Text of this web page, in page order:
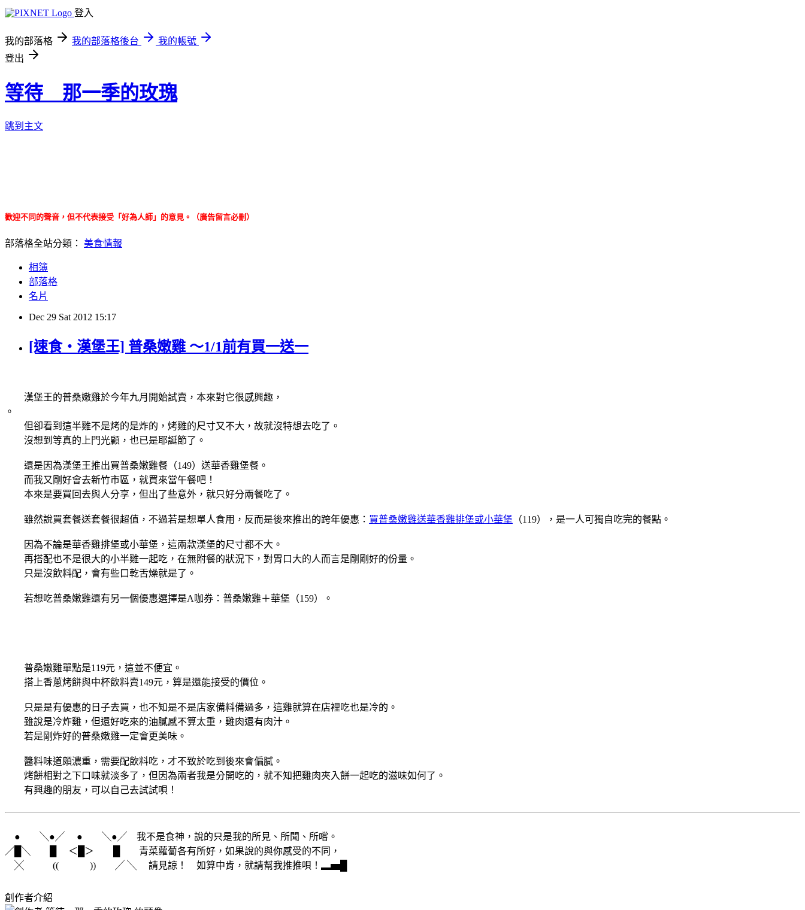
登入
我的部落格 我的部落格後台
我的帳號
登出
等待 那一季的玫瑰
跳到主文
歡迎不同的聲音，但不代表接受「好為人師」的意見。（廣告留言必刪）
部落格全站分類： 美食情報
相簿
部落格
名片
Dec 29 Sat 2012 15:17
[速食‧漢堡王] 普桑嫩雞 ～1/1前有買一送一
漢堡王的普桑嫩雞於今年九月開始試賣，本來對它很感興趣，
。
但卻看到這半雞不是烤的是炸的，烤雞的尺寸又不大，故就沒特想去吃了。
沒想到等真的上門光顧，也已是耶誕節了。
還是因為漢堡王推出買普桑嫩雞餐（149）送華香雞堡餐。
而我又剛好會去新竹市區，就買來當午餐吧！
本來是要買回去與人分享，但出了些意外，就只好分兩餐吃了。
雖然說買套餐送套餐很超值，不過若是想單人食用，反而是後來推出的跨年優惠： 買普桑嫩雞送華香雞排堡或小華堡 （119），是一人可獨自吃完的餐點。
因為不論是華香雞排堡或小華堡，這兩款漢堡的尺寸都不大。
再搭配也不是很大的小半雞一起吃，在無附餐的狀況下，對胃口大的人而言是剛剛好的份量。
只是沒飲料配，會有些口乾舌燥就是了。
若想吃普桑嫩雞還有另一個優惠選擇是A咖券：普桑嫩雞＋華堡（159）。
普桑嫩雞單點是119元，這並不便宜。
搭上香蔥烤餅與中杯飲料賣149元，算是還能接受的價位。
只是是有優惠的日子去買，也不知是不是店家備料備過多，這雞就算在店裡吃也是冷的。
雖說是冷炸雞，但還好吃來的油膩感不算太重，雞肉還有肉汁。
若是剛炸好的普桑嫩雞一定會更美味。
醬料味道頗濃重，需要配飲料吃，才不致於吃到後來會偏膩。
烤餅相對之下口味就淡多了，但因為兩者我是分開吃的，就不知把雞肉夾入餅一起吃的滋味如何了。
有興趣的朋友，可以自己去試試唄！
● ╲●╱ ● ╲●╱ 我不是食神，說的只是我的所見、所聞、所嚐。
／█╲ █ ＜█＞ █ 青菜蘿蔔各有所好，如果說的與你感受的不同，
╳ (( )) ╱ ╲ 請見諒！ 如算中肯，就請幫我推推唄！▂▅█
創作者介紹